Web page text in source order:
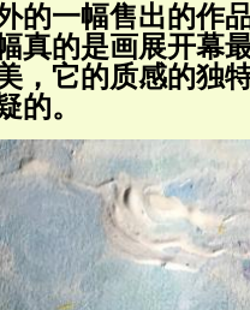
的一幅售出的作
真的是画展开幕
，它的质感的独
的。